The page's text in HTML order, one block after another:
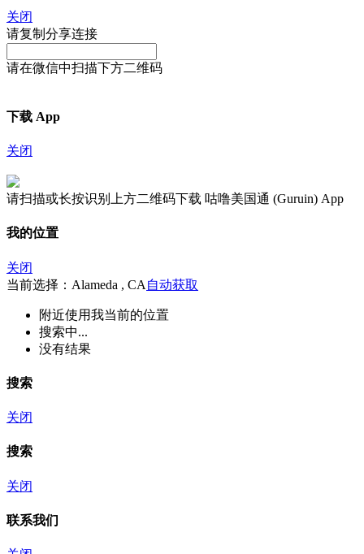
关闭
请复制分享连接
请在微信中扫描下方二维码
下载 App
关闭
请扫描或长按识别上方二维码下载 咕噜美国通 (Guruin) App
我的位置
关闭
当前选择：Alameda , CA 自动获取
附近使用我当前的位置
搜索中...
没有结果
搜索
关闭
搜索
关闭
联系我们